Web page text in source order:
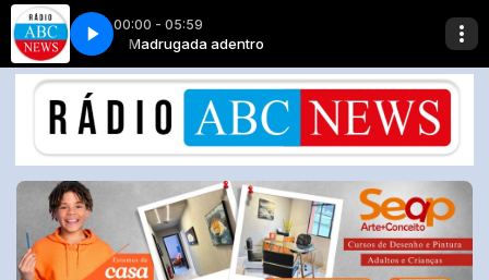
00:00 - 05:59
Madrugada adentro
Jota Quest - Tempos Modernos